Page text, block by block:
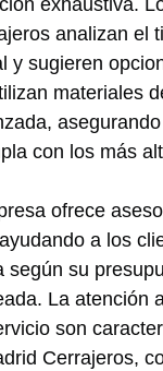
exhaustiva.
analizan el
y sugieren
materiales
con los más
ofrece
a los
según su
La atención
son
Cerrajeros,